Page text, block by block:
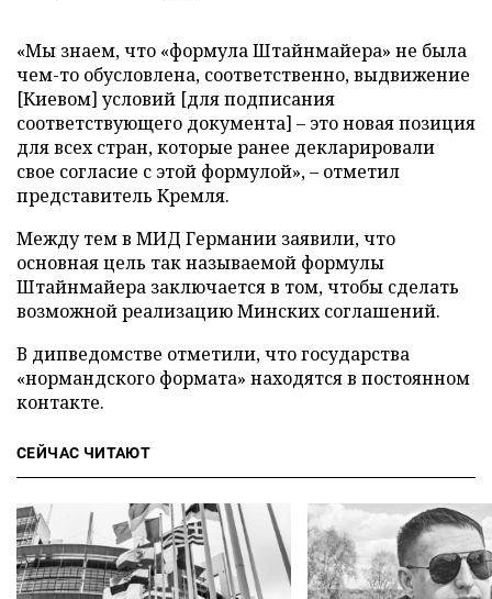
«Мы знаем, что «формула Штайнмайера» не была
чем-то обусловлена, соответственно, выдвижение
[Киевом] условий [для подписания
соответствующего документа] – это новая позиция
для всех стран, которые ранее декларировали
свое согласие с этой формулой», – отметил
представитель Кремля.
Между тем в МИД Германии заявили, что
основная цель так называемой формулы
Штайнмайера заключается в том, чтобы сделать
возможной реализацию Минских соглашений.
В дипведомстве отметили, что государства
«нормандского формата» находятся в постоянном
контакте.
СЕЙЧАС ЧИТАЮТ